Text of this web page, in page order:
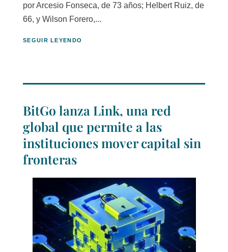
por Arcesio Fonseca, de 73 años; Helbert Ruiz, de
66, y Wilson Forero,...
SEGUIR LEYENDO
BitGo lanza Link, una red
global que permite a las
instituciones mover capital sin
fronteras